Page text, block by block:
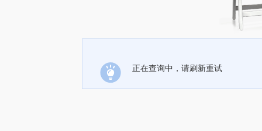
正在查询中，请刷新重试